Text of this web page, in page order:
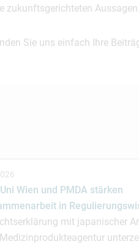
zukunftsgerichteten Aussagen.
Sie uns einfach Ihre
Wien und PMDA stärken
in
mit japanischer